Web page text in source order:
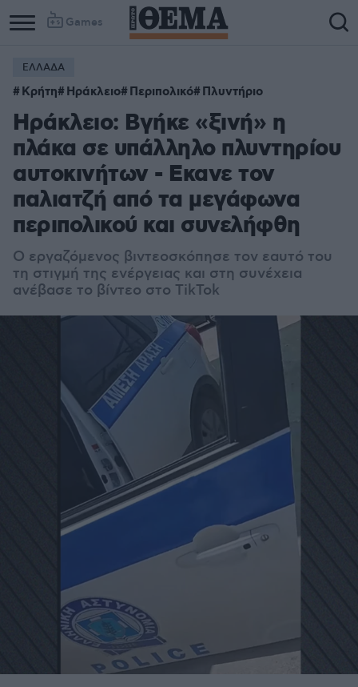
Games
ΕΛΛΑΔΑ
Κρήτη Ηράκλειο Περιπολικό Πλυντήριο
Ηράκλειο: Βγήκε «ξινή» η
πλάκα σε υπάλληλο πλυντηρίου
αυτοκινήτων - Εκανε τον
παλιατζή από τα μεγάφωνα
περιπολικού και συνελήφθη
Ο εργαζόμενος βιντεοσκόπησε τον εαυτό του
τη στιγμή της ενέργειας και στη συνέχεια
ανέβασε το βίντεο στο TikTok